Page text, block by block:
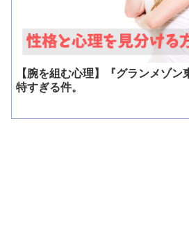
【腕を組む心理】『グランメゾ
特すぎる件。